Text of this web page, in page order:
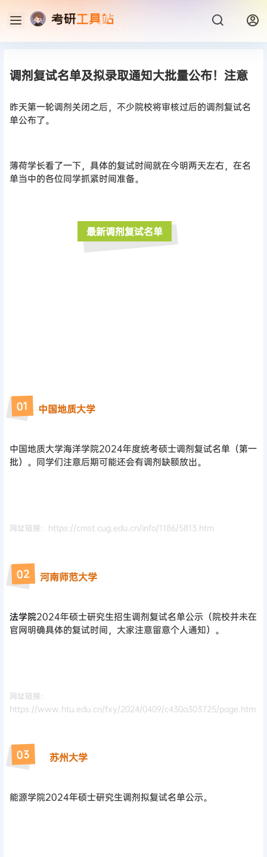
调剂复试名单及拟录取通知大批量公布！注意
昨天第一轮调剂关闭之后，不少院校将审核过后的调剂复试名
单公布了。
薄荷学长看了一下，具体的复试时间就在今明两天左右，在名
单当中的各位同学抓紧时间准备。
最新调剂复试名单
01 中国地质大学
中国地质大学海洋学院2024年度统考硕士调剂复试名单（第一
批）。同学们注意后期可能还会有调剂缺额放出。
网址链接：https://cmst.cug.edu.cn/info/1186/5813.htm
02 河南师范大学
法学院2024年硕士研究生招生调剂复试名单公示（院校并未在
官网明确具体的复试时间，大家注意留意个人通知）。
网址链接：
https://www.htu.edu.cn/fxy/2024/0409/c430a303725/page.htm
03 苏州大学
能源学院2024年硕士研究生调剂拟复试名单公示。